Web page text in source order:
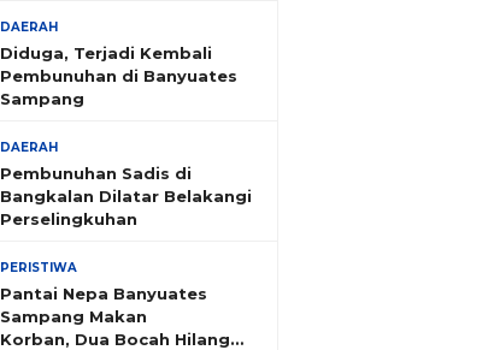
DAERAH
Diduga, Terjadi Kembali
Pembunuhan di Banyuates
Sampang
DAERAH
Pembunuhan Sadis di
Bangkalan Dilatar Belakangi
Perselingkuhan
PERISTIWA
Pantai Nepa Banyuates
Sampang Makan
Korban, Dua Bocah Hilang